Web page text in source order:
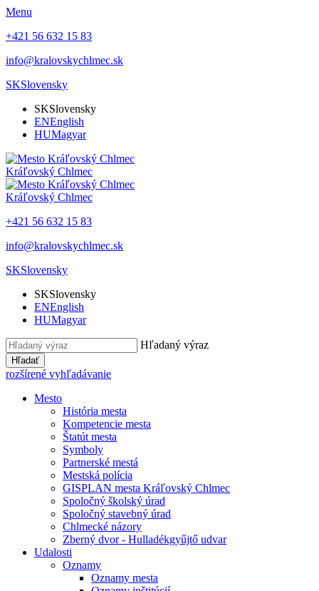
Menu
+421 56 632 15 83
info@kralovskychlmec.sk
SKSlovensky
SKSlovensky
ENEnglish
HUMagyar
Kráľovský Chlmec
Kráľovský Chlmec
+421 56 632 15 83
info@kralovskychlmec.sk
SKSlovensky
SKSlovensky
ENEnglish
HUMagyar
Hľadaný výraz
Hľadať
rozšírené vyhľadávanie
Mesto
História mesta
Kompetencie mesta
Štatút mesta
Symboly
Partnerské mestá
Mestská polícia
GISPLAN mesta Kráľovský Chlmec
Spoločný školský úrad
Spoločný stavebný úrad
Chlmecké názory
Zberný dvor - Hulladékgyűjtő udvar
Udalosti
Oznamy
Oznamy mesta